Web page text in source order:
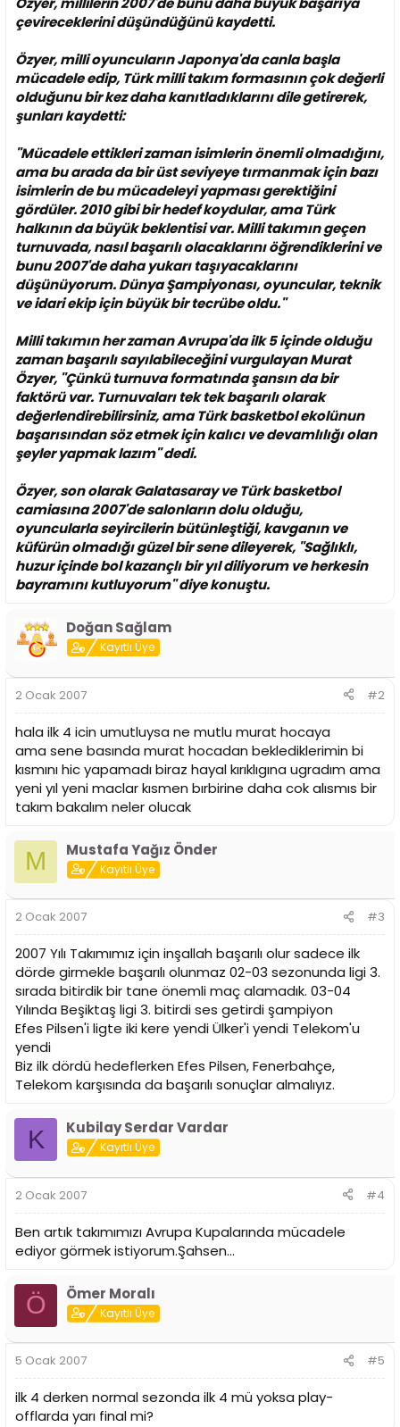
çevireceklerini düşündüğünü kaydetti.
Özyer, milli oyuncuların Japonya'da canla başla
mücadele edip, Türk milli takım formasının çok değerli
olduğunu bir kez daha kanıtladıklarını dile getirerek,
şunları kaydetti:
''Mücadele ettikleri zaman isimlerin önemli olmadığını,
ama bu arada da bir üst seviyeye tırmanmak için bazı
isimlerin de bu mücadeleyi yapması gerektiğini
gördüler. 2010 gibi bir hedef koydular, ama Türk
halkının da büyük beklentisi var. Milli takımın geçen
turnuvada, nasıl başarılı olacaklarını öğrendiklerini ve
bunu 2007'de daha yukarı taşıyacaklarını
düşünüyorum. Dünya Şampiyonası, oyuncular, teknik
ve idari ekip için büyük bir tecrübe oldu.''
Milli takımın her zaman Avrupa'da ilk 5 içinde olduğu
zaman başarılı sayılabileceğini vurgulayan Murat
Özyer, ''Çünkü turnuva formatında şansın da bir
faktörü var. Turnuvaları tek tek başarılı olarak
değerlendirebilirsiniz, ama Türk basketbol ekolünun
başarısından söz etmek için kalıcı ve devamlılığı olan
şeyler yapmak lazım'' dedi.
Özyer, son olarak Galatasaray ve Türk basketbol
camiasına 2007'de salonların dolu olduğu,
oyuncularla seyircilerin bütünleştiği, kavganın ve
küfürün olmadığı güzel bir sene dileyerek, ''Sağlıklı,
huzur içinde bol kazançlı bir yıl diliyorum ve herkesin
bayramını kutluyorum'' diye konuştu.
Doğan Sağlam
Kayıtlı Üye
2 Ocak 2007 #2
hala ilk 4 icin umutluysa ne mutlu murat hocaya
ama sene basında murat hocadan beklediklerimin bi
kısmını hic yapamadı biraz hayal kırıklıgına ugradım ama
yeni yıl yeni maclar kısmen bırbirine daha cok alısmıs bir
takım bakalım neler olucak
M Mustafa Yağız Önder
Kayıtlı Üye
2 Ocak 2007 #3
2007 Yılı Takımımız için inşallah başarılı olur sadece ilk
dörde girmekle başarılı olunmaz 02-03 sezonunda ligi 3.
sırada bitirdik bir tane önemli maç alamadık. 03-04
Yılında Beşiktaş ligi 3. bitirdi ses getirdi şampiyon
Efes Pilsen'i ligte iki kere yendi Ülker'i yendi Telekom'u
yendi
Biz ilk dördü hedeflerken Efes Pilsen, Fenerbahçe,
Telekom karşısında da başarılı sonuçlar almalıyız.
K Kubilay Serdar Vardar
Kayıtlı Üye
2 Ocak 2007 #4
Ben artık takımımızı Avrupa Kupalarında mücadele
ediyor görmek istiyorum.Şahsen...
Ö Ömer Moralı
Kayıtlı Üye
5 Ocak 2007 #5
ilk 4 derken normal sezonda ilk 4 mü yoksa play-
offlarda yarı final mi?